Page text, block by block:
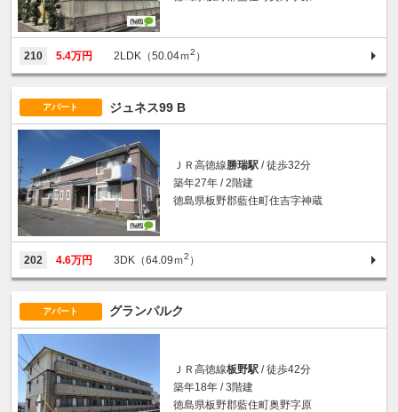
210 5.4万円 2LDK（50.04ｍ2 ）
アパート ジュネス99 B
ＪＲ高徳線勝瑞駅 / 徒歩32分
築年27年 / 2階建
徳島県板野郡藍住町住吉字神蔵
202 4.6万円 3DK（64.09ｍ2 ）
アパート グランパルク
ＪＲ高徳線板野駅 / 徒歩42分
築年18年 / 3階建
徳島県板野郡藍住町奥野字原